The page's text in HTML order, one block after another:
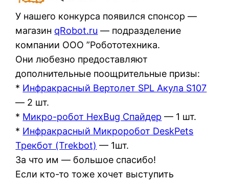
У нашего конкурса появился спонсор —
магазин qRobot.ru — подразделение
компании ООО ”Робототехника.
Они любезно предоставляют
дополнительные поощрительные призы:
* Инфракрасный Вертолет SPL Акула S107
— 2 шт.
* Микро-робот HexBug Спайдер — 1 шт.
* Инфракрасный Микроробот DeskPets
Трекбот (Trekbot) — 1шт.
За что им — большое спасибо!
Если кто-то тоже хочет выступить